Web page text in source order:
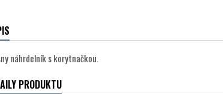
náhrdelník s korytnačkou.
PRODUKTU